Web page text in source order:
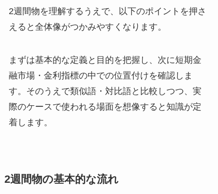
2週間物を理解するうえで、以下のポイントを押さ
えると全体像がつかみやすくなります。
まずは基本的な定義と目的を把握し、次に短期金
融市場・金利指標の中での位置付けを確認しま
す。そのうえで類似語・対比語と比較しつつ、実
際のケースで使われる場面を想像すると知識が定
着します。
2週間物の基本的な流れ